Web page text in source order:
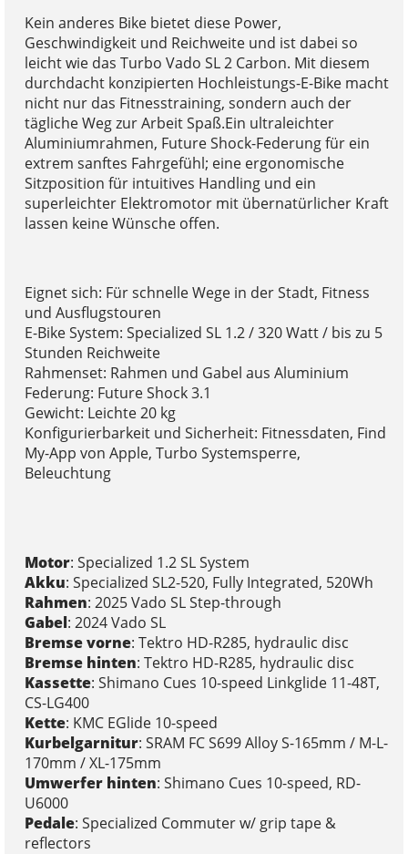
Kein anderes Bike bietet diese Power,
Geschwindigkeit und Reichweite und ist dabei so
leicht wie das Turbo Vado SL 2 Carbon. Mit diesem
durchdacht konzipierten Hochleistungs-E-Bike macht
nicht nur das Fitnesstraining, sondern auch der
tägliche Weg zur Arbeit Spaß.Ein ultraleichter
Aluminiumrahmen, Future Shock-Federung für ein
extrem sanftes Fahrgefühl; eine ergonomische
Sitzposition für intuitives Handling und ein
superleichter Elektromotor mit übernatürlicher Kraft
lassen keine Wünsche offen.
Eignet sich: Für schnelle Wege in der Stadt, Fitness
und Ausflugstouren
E-Bike System: Specialized SL 1.2 / 320 Watt / bis zu 5
Stunden Reichweite
Rahmenset: Rahmen und Gabel aus Aluminium
Federung: Future Shock 3.1
Gewicht: Leichte 20 kg
Konfigurierbarkeit und Sicherheit: Fitnessdaten, Find
My-App von Apple, Turbo Systemsperre,
Beleuchtung
Motor: Specialized 1.2 SL System
Akku: Specialized SL2-520, Fully Integrated, 520Wh
Rahmen: 2025 Vado SL Step-through
Gabel: 2024 Vado SL
Bremse vorne: Tektro HD-R285, hydraulic disc
Bremse hinten: Tektro HD-R285, hydraulic disc
Kassette: Shimano Cues 10-speed Linkglide 11-48T,
CS-LG400
Kette: KMC EGlide 10-speed
Kurbelgarnitur: SRAM FC S699 Alloy S-165mm / M-L-
170mm / XL-175mm
Umwerfer hinten: Shimano Cues 10-speed, RD-
U6000
Pedale: Specialized Commuter w/ grip tape &
reflectors